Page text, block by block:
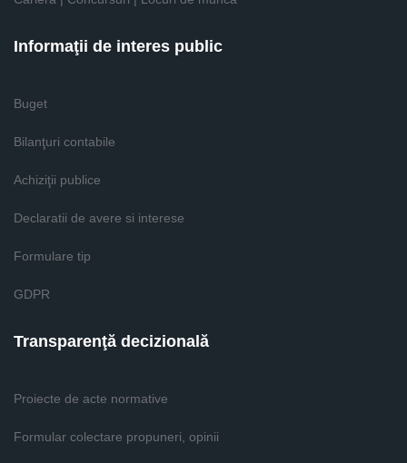
Informaţii de interes public
Buget
Bilanţuri contabile
Achiziţii publice
Declaratii de avere si interese
Formulare tip
GDPR
Transparenţă decizională
Proiecte de acte normative
Formular colectare propuneri, opinii